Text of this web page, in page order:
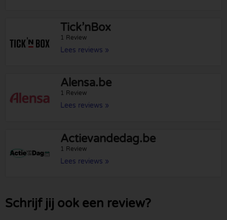
Tick’nBox
1 Review
Lees reviews »
Alensa.be
1 Review
Lees reviews »
Actievandedag.be
1 Review
Lees reviews »
Schrijf jij ook een review?